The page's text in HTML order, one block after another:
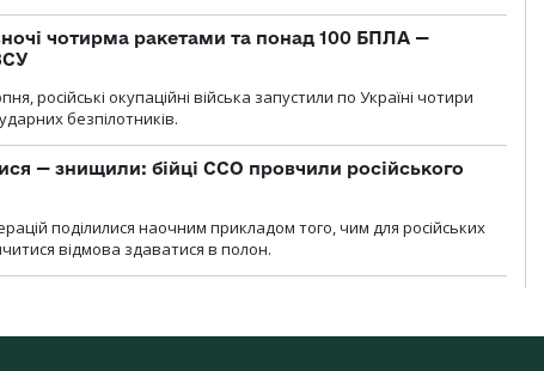
чотирма ракетами та понад 100 БПЛА —
російські окупаційні війська запустили по Україні чотири
безпілотників.
— знищили: бійці ССО провчили російського
поділилися наочним прикладом того, чим для російських
відмова здаватися в полон.